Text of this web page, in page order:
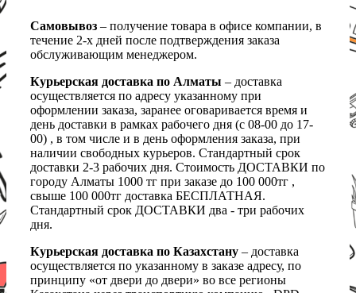
Самовывоз – получение товара в офисе компании, в
течение 2-х дней после подтверждения заказа
обслуживающим менеджером.
Курьерская доставка по Алматы – доставка
осуществляется по адресу указанному при
оформлении заказа, заранее оговаривается время и
день доставки в рамках рабочего дня (с 08-00 до 17-
00) , в том числе и в день оформления заказа, при
наличии свободных курьеров. Стандартный срок
доставки 2-3 рабочих дня. Стоимость ДОСТАВКИ по
городу Алматы 1000 тг при заказе до 100 000тг ,
свыше 100 000тг доставка БЕСПЛАТНАЯ.
Стандартный срок ДОСТАВКИ два - три рабочих
дня.
Курьерская доставка по Казахстану – доставка
осуществляется по указанному в заказе адресу, по
принципу «от двери до двери» во все регионы